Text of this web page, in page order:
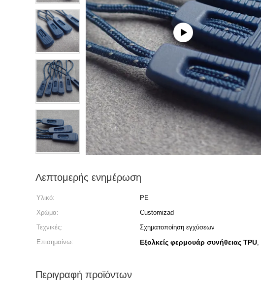
Λεπτομερής ενημέρωση
Υλικό: PE
Χρώμα:
Customizad
Τεχνικές:
Σχηματοποίηση εγχύσεων
Επισημαίνω:
Εξολκείς φερμουάρ συνήθειας TPU,
Περιγραφή προϊόντων